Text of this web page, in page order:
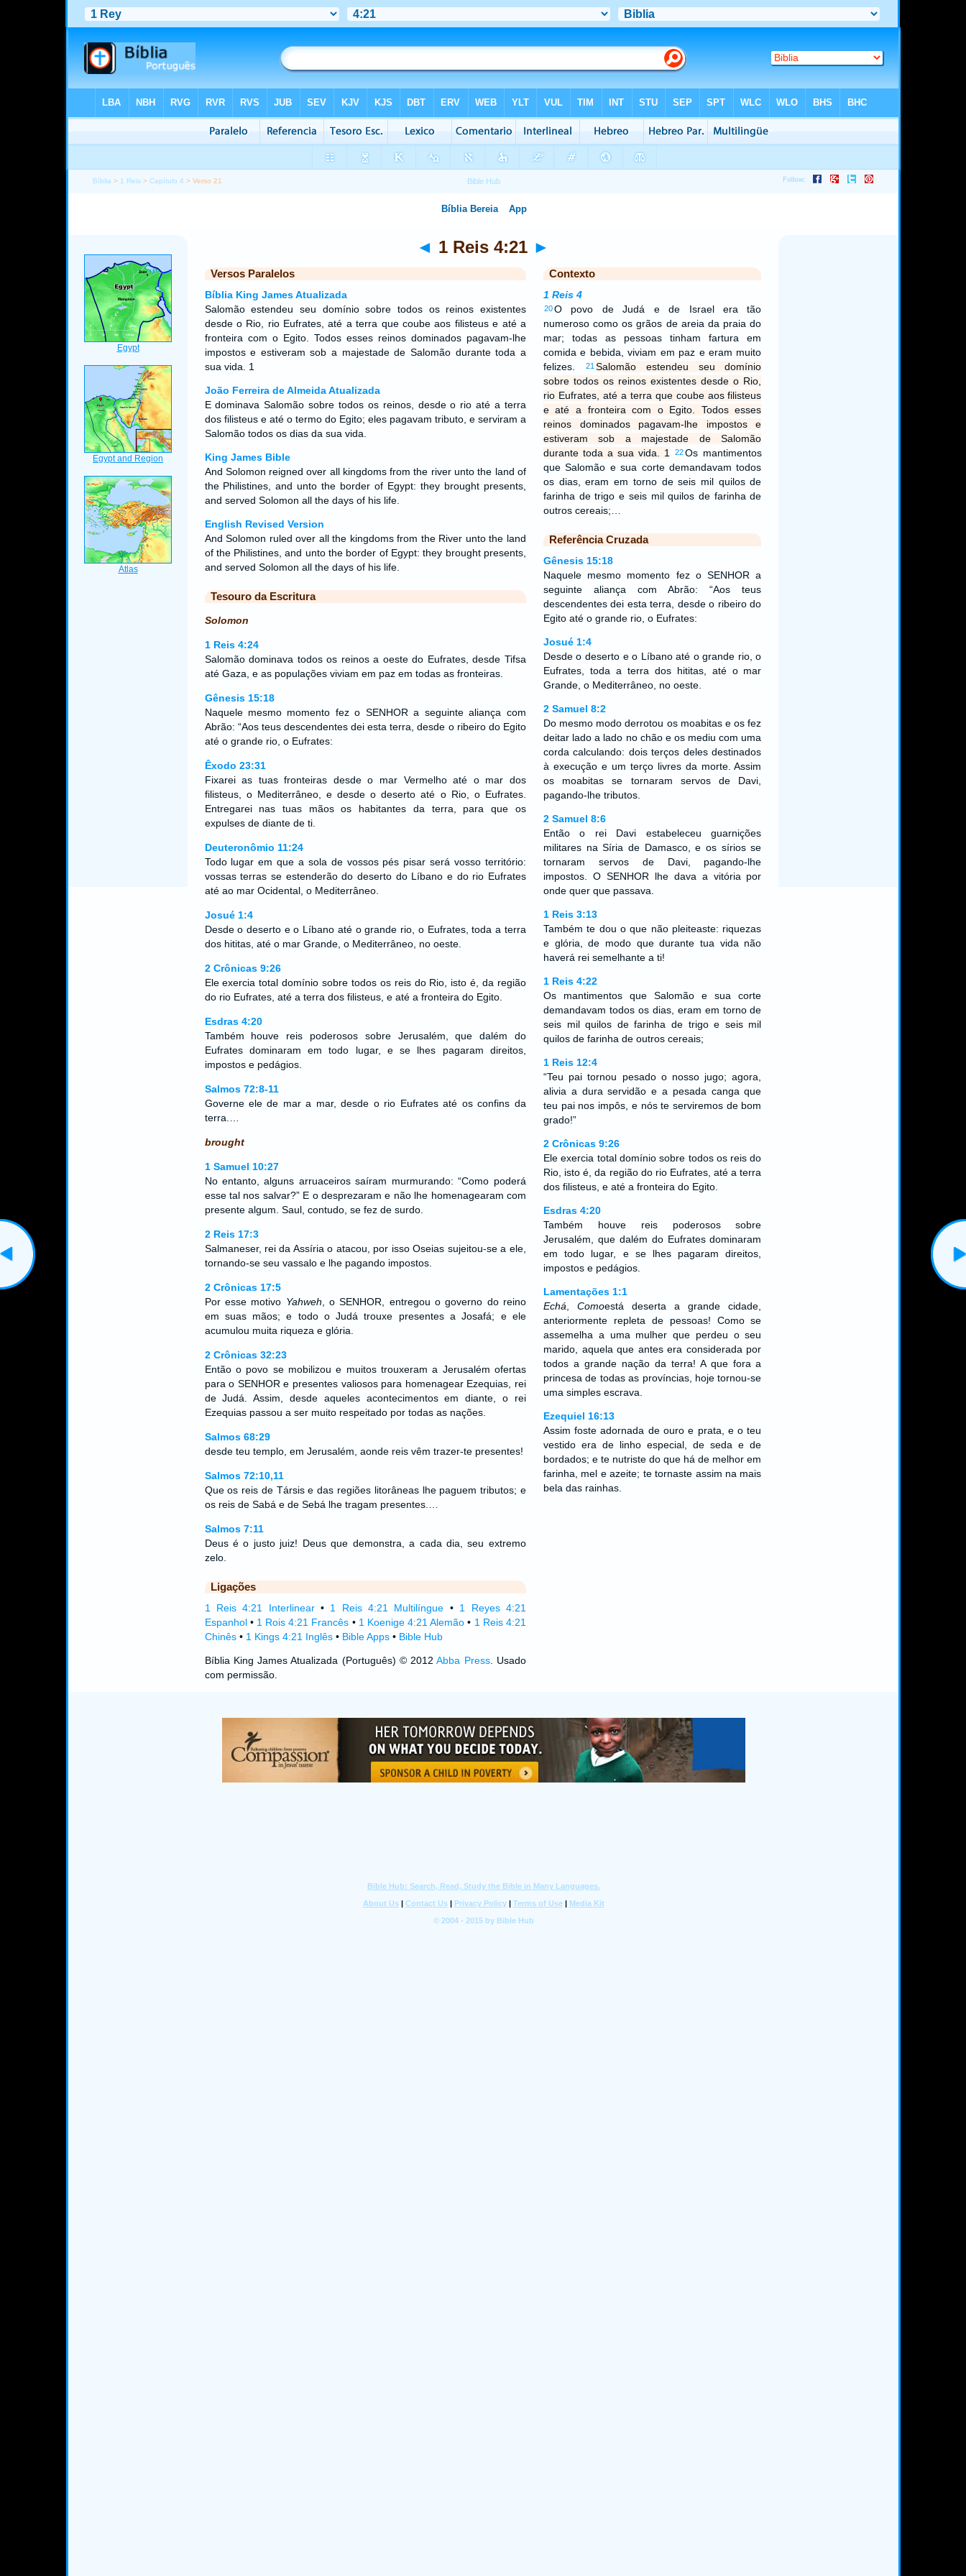
Bíblia > 1 Reis >Capítulo 4 > Verso 21
◄ 1 Reis 4:21 ►
Versos Paralelos
Bíblia King James Atualizada
Salomão estendeu seu domínio sobre todos os reinos existentes
desde o Rio, rio Eufrates, até a terra que coube aos filisteus e até a
fronteira com o Egito. Todos esses reinos dominados pagavam-lhe
impostos e estiveram sob a majestade de Salomão durante toda a
sua vida. 1
João Ferreira de Almeida Atualizada
E dominava Salomão sobre todos os reinos, desde o rio até a terra
dos filisteus e até o termo do Egito; eles pagavam tributo, e serviram a
Salomão todos os dias da sua vida.
King James Bible
And Solomon reigned over all kingdoms from the river unto the land of
the Philistines, and unto the border of Egypt: they brought presents,
and served Solomon all the days of his life.
English Revised Version
And Solomon ruled over all the kingdoms from the River unto the land
of the Philistines, and unto the border of Egypt: they brought presents,
and served Solomon all the days of his life.
Tesouro da Escritura
Solomon
1 Reis 4:24
Salomão dominava todos os reinos a oeste do Eufrates, desde Tifsa
até Gaza, e as populações viviam em paz em todas as fronteiras.
Gênesis 15:18
Naquele mesmo momento fez o SENHOR a seguinte aliança com
Abrão: “Aos teus descendentes dei esta terra, desde o ribeiro do Egito
até o grande rio, o Eufrates:
Êxodo 23:31
Fixarei as tuas fronteiras desde o mar Vermelho até o mar dos
filisteus, o Mediterrâneo, e desde o deserto até o Rio, o Eufrates.
Entregarei nas tuas mãos os habitantes da terra, para que os
expulses de diante de ti.
Deuteronômio 11:24
Todo lugar em que a sola de vossos pés pisar será vosso território:
vossas terras se estenderão do deserto do Líbano e do rio Eufrates
até ao mar Ocidental, o Mediterrâneo.
Josué 1:4
Desde o deserto e o Líbano até o grande rio, o Eufrates, toda a terra
dos hititas, até o mar Grande, o Mediterrâneo, no oeste.
2 Crônicas 9:26
Ele exercia total domínio sobre todos os reis do Rio, isto é, da região
do rio Eufrates, até a terra dos filisteus, e até a fronteira do Egito.
Esdras 4:20
Também houve reis poderosos sobre Jerusalém, que dalém do
Eufrates dominaram em todo lugar, e se lhes pagaram direitos,
impostos e pedágios.
Salmos 72:8-11
Governe ele de mar a mar, desde o rio Eufrates até os confins da
terra.…
brought
1 Samuel 10:27
No entanto, alguns arruaceiros saíram murmurando: “Como poderá
esse tal nos salvar?” E o desprezaram e não lhe homenagearam com
presente algum. Saul, contudo, se fez de surdo.
2 Reis 17:3
Salmaneser, rei da Assíria o atacou, por isso Oseias sujeitou-se a ele,
tornando-se seu vassalo e lhe pagando impostos.
2 Crônicas 17:5
Por esse motivo Yahweh , o SENHOR, entregou o governo do reino
em suas mãos; e todo o Judá trouxe presentes a Josafá; e ele
acumulou muita riqueza e glória.
2 Crônicas 32:23
Então o povo se mobilizou e muitos trouxeram a Jerusalém ofertas
para o SENHOR e presentes valiosos para homenagear Ezequias, rei
de Judá. Assim, desde aqueles acontecimentos em diante, o rei
Ezequias passou a ser muito respeitado por todas as nações.
Salmos 68:29
desde teu templo, em Jerusalém, aonde reis vêm trazer-te presentes!
Salmos 72:10,11
Que os reis de Társis e das regiões litorâneas lhe paguem tributos; e
os reis de Sabá e de Sebá lhe tragam presentes.…
Salmos 7:11
Deus é o justo juiz! Deus que demonstra, a cada dia, seu extremo
zelo.
Ligações
1 Reis 4:21 Interlinear• 1 Reis 4:21 Multilíngue • 1 Reyes 4:21
Espanhol• 1 Rois 4:21 Francês • 1 Koenige 4:21 Alemão • 1 Reis 4:21
Chinês• 1 Kings 4:21 Inglês• Bible Apps• Bible Hub
Bíblia King James Atualizada (Português) © 2012Abba Press. Usado
com permissão.
Contexto
1 Reis 4
20O povo de Judá e de Israel era tão
numeroso como os grãos de areia da praia do
mar; todas as pessoas tinham fartura em
comida e bebida, viviam em paz e eram muito
felizes.
21 Salomão estendeu seu domínio
sobre todos os reinos existentes desde o Rio,
rio Eufrates, até a terra que coube aos filisteus
e até a fronteira com o Egito. Todos esses
reinos dominados pagavam-lhe impostos e
estiveram sob a majestade de Salomão
durante toda a sua vida. 1
22 Os mantimentos
que Salomão e sua corte demandavam todos
os dias, eram em torno de seis mil quilos de
farinha de trigo e seis mil quilos de farinha de
outros cereais;…
Referência Cruzada
Gênesis 15:18
Naquele mesmo momento fez o SENHOR a
seguinte aliança com Abrão: “Aos teus
descendentes dei esta terra, desde o ribeiro do
Egito até o grande rio, o Eufrates:
Josué 1:4
Desde o deserto e o Líbano até o grande rio, o
Eufrates, toda a terra dos hititas, até o mar
Grande, o Mediterrâneo, no oeste.
2 Samuel 8:2
Do mesmo modo derrotou os moabitas e os fez
deitar lado a lado no chão e os mediu com uma
corda calculando: dois terços deles destinados
à execução e um terço livres da morte. Assim
os moabitas se tornaram servos de Davi,
pagando-lhe tributos.
2 Samuel 8:6
Então o rei Davi estabeleceu guarnições
militares na Síria de Damasco, e os sírios se
tornaram servos de Davi, pagando-lhe
impostos. O SENHOR lhe dava a vitória por
onde quer que passava.
1 Reis 3:13
Também te dou o que não pleiteaste: riquezas
e glória, de modo que durante tua vida não
haverá rei semelhante a ti!
1 Reis 4:22
Os mantimentos que Salomão e sua corte
demandavam todos os dias, eram em torno de
seis mil quilos de farinha de trigo e seis mil
quilos de farinha de outros cereais;
1 Reis 12:4
“Teu pai tornou pesado o nosso jugo; agora,
alivia a dura servidão e a pesada canga que
teu pai nos impôs, e nós te serviremos de bom
grado!”
2 Crônicas 9:26
Ele exercia total domínio sobre todos os reis do
Rio, isto é, da região do rio Eufrates, até a terra
dos filisteus, e até a fronteira do Egito.
Esdras 4:20
Também houve reis poderosos sobre
Jerusalém, que dalém do Eufrates dominaram
em todo lugar, e se lhes pagaram direitos,
impostos e pedágios.
Lamentações 1:1
Echá ,Comoestá deserta a grande cidade,
anteriormente repleta de pessoas! Como se
assemelha a uma mulher que perdeu o seu
marido, aquela que antes era considerada por
todos a grande nação da terra! A que fora a
princesa de todas as províncias, hoje tornou-se
uma simples escrava.
Ezequiel 16:13
Assim foste adornada de ouro e prata, e o teu
vestido era de linho especial, de seda e de
bordados; e te nutriste do que há de melhor em
farinha, mel e azeite; te tornaste assim na mais
bela das rainhas.